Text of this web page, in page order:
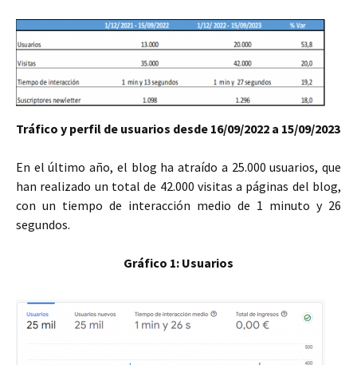
Tráfico y perfil de usuarios desde 16/09/2022 a 15/09/2023
En el último año, el blog ha atraído a 25.000 usuarios, que
han realizado un total de 42.000 visitas a páginas del blog,
con un tiempo de interacción medio de 1 minuto y 26
segundos.
Gráfico 1: Usuarios